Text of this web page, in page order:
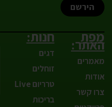
הירשם
מפת
האתר:
מאמרים
אודות
צרו קשר
חנות:
דגים
זוחלים
טרריום Live
בריכות